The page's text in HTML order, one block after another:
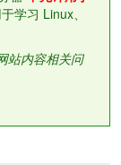
学习 Linux、
站内容相关问